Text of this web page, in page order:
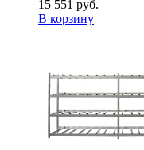
15 551 руб.
В корзину